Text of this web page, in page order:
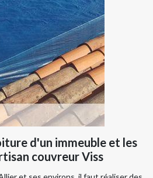
d'un immeuble et les
couvreur Viss